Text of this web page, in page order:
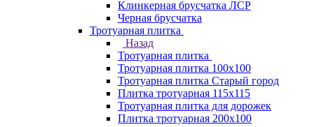
Клинкерная брусчатка ЛСР
Черная брусчатка
Тротуарная плитка
Назад
Тротуарная плитка
Тротуарная плитка 100x100
Тротуарная плитка Старый город
Плитка тротуарная 115x115
Тротуарная плитка для дорожек
Плитка тротуарная 200х100